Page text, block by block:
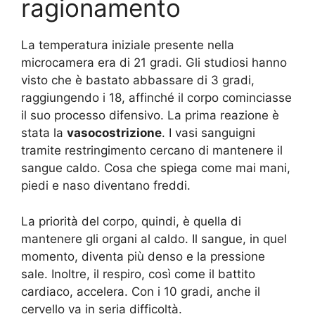
ragionamento
La temperatura iniziale presente nella
microcamera era di 21 gradi. Gli studiosi hanno
visto che è bastato abbassare di 3 gradi,
raggiungendo i 18, affinché il corpo cominciasse
il suo processo difensivo. La prima reazione è
stata la vasocostrizione. I vasi sanguigni
tramite restringimento cercano di mantenere il
sangue caldo. Cosa che spiega come mai mani,
piedi e naso diventano freddi.
La priorità del corpo, quindi, è quella di
mantenere gli organi al caldo. Il sangue, in quel
momento, diventa più denso e la pressione
sale. Inoltre, il respiro, così come il battito
cardiaco, accelera. Con i 10 gradi, anche il
cervello va in seria difficoltà.